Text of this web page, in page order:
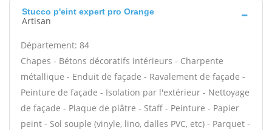
Stucco p'eint expert pro Orange
Artisan
Département: 84
Chapes - Bétons décoratifs intérieurs - Charpente
métallique - Enduit de façade - Ravalement de façade -
Peinture de façade - Isolation par l'extérieur - Nettoyage
de façade - Plaque de plâtre - Staff - Peinture - Papier
peint - Sol souple (vinyle, lino, dalles PVC, etc) - Parquet -